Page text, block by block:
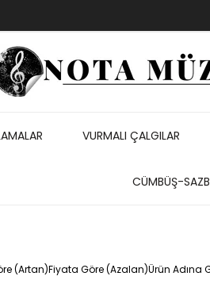
VURMALI ÇALGILAR
CÜMBÜŞ-
(Artan)Fiyata Göre (Azalan)Ürün Adına